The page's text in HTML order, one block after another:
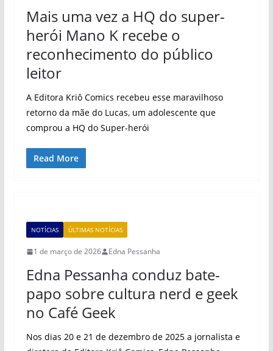
Mais uma vez a HQ do super-
herói Mano K recebe o
reconhecimento do público
leitor
A Editora Kriô Comics recebeu esse maravilhoso
retorno da mãe do Lucas, um adolescente que
comprou a HQ do Super-herói
Read More
NOTÍCIAS ÚLTIMAS NOTÍCIAS
1 de março de 2026 Edna Pessanha
Edna Pessanha conduz bate-
papo sobre cultura nerd e geek
no Café Geek
Nos dias 20 e 21 de dezembro de 2025 a jornalista e